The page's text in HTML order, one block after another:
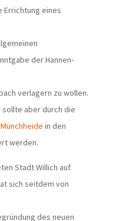
Errichtung eines
der Hannen-
verlagern zu wollen.
sollte aber durch die
Münchheide in den
werden.
Stadt Willich auf.
sich seitdem von
des neuen